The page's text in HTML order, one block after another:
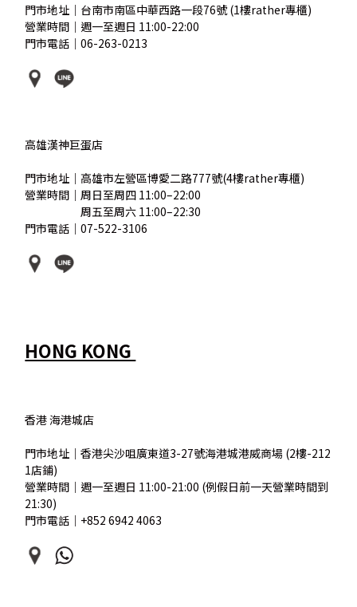
門市地址｜台南市南區中華西路一段76號 (1樓rather專櫃)
營業時間｜週一至週日 11:00-22:00
門市電話｜06-263-0213
高雄漢神巨蛋店
門市地址｜高雄市左營區博愛二路777號(4樓rather專櫃)
營業時間｜周日至周四 11:00–22:00
周五至周六 11:00–22:30
門市電話｜07-522-3106
HONG KONG
香港 海港城店
門市地址｜香港尖沙咀廣東道3-27號海港城港威商場 (2樓-212
1店鋪)
營業時間｜週一至週日 11:00-21:00 (例假日前一天營業時間到
21:30)
門市電話｜+852 6942 4063